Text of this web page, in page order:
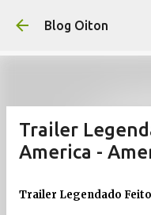
Pular para
Blog Oiton
Trailer
America -
Trailer Legendado